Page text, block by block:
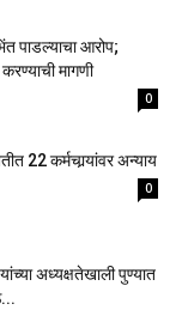
पाडल्याचा आरोप;
मागणी
0
22 कर्मचार्‍यांवर अन्याय
0
अध्यक्षतेखाली पुण्यात